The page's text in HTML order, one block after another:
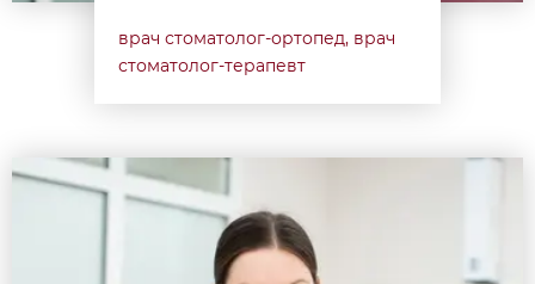
врач стоматолог-ортопед, врач
стоматолог-терапевт